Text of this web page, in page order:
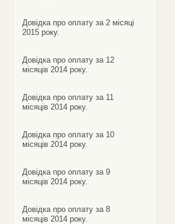
Довідка про оплату за 2 місяці
2015 року.
Довідка про оплату за 12
місяців 2014 року.
Довідка про оплату за 11
місяців 2014 року.
Довідка про оплату за 10
місяців 2014 року.
Довідка про оплату за 9
місяців 2014 року.
Довідка про оплату за 8
місяців 2014 року.